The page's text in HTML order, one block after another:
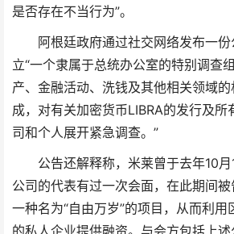
是否存在不当行为”。
阿根廷政府通过社交网络发布一
立“一个隶属于总统办公室的特别调查
产、金融活动、洗钱及其他相关领域
成，对有关加密货币LIBRA的发行及所
司和个人展开紧急调查。”
公告还解释称，米莱曾于去年10
公司的代表有过一次会面，在此期间
一种名为“自由万岁”的项目，从而利